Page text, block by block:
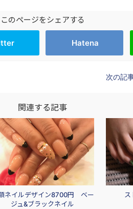
このページをシェアする
Hatena
次の記
関連する記事
ネイルデザイン8700円 ベー
ジュ&ブラックネイル
ス